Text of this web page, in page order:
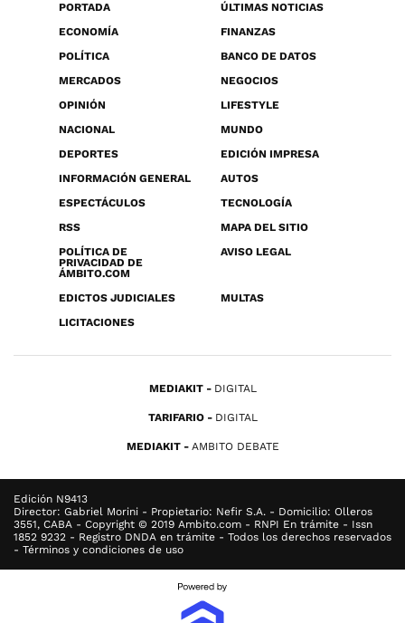
PORTADA
ÚLTIMAS NOTICIAS
ECONOMÍA
FINANZAS
POLÍTICA
BANCO DE DATOS
MERCADOS
NEGOCIOS
OPINIÓN
LIFESTYLE
NACIONAL
MUNDO
DEPORTES
EDICIÓN IMPRESA
INFORMACIÓN GENERAL
AUTOS
ESPECTÁCULOS
TECNOLOGÍA
RSS
MAPA DEL SITIO
POLÍTICA DE
PRIVACIDAD DE
ÁMBITO.COM
AVISO LEGAL
EDICTOS JUDICIALES
MULTAS
LICITACIONES
MEDIAKIT DIGITAL
TARIFARIO DIGITAL
MEDIAKIT AMBITO DEBATE
Edición N9413
Director: Gabriel Morini - Propietario: Nefir S.A. - Domicilio: Olleros
3551, CABA - Copyright © 2019 Ambito.com - RNPI En trámite - Issn
1852 9232 - Registro DNDA en trámite - Todos los derechos reservados
- Términos y condiciones de uso